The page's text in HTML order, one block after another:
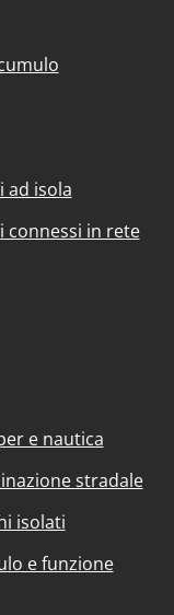
ad isola
in rete
e nautica
stradale
isolati
e funzione